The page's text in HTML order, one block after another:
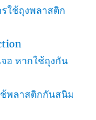
ใช้ถุงพลาสติก
อ หากใช้ถุงกัน
ช้พลาสติกกันสนิม